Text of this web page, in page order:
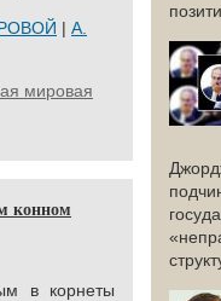
| А.
мировая
конном
в корнеты